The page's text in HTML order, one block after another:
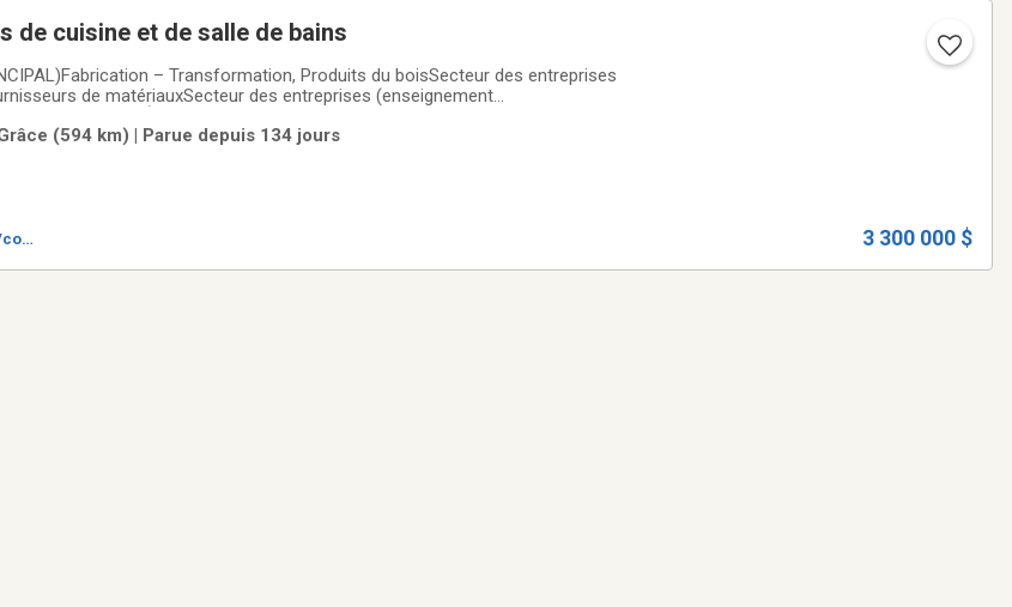
de cuisine et de salle de bains
– Transformation, Produits du boisSecteur des entreprises
de matériauxSecteur des entreprises (enseignement
dans le
(594 km) | Parue depuis 134 jours
co
3 300 000 $